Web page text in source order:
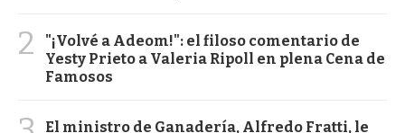
2
"¡Volvé a Adeom!": el filoso comentario de
Yesty Prieto a Valeria Ripoll en plena Cena de
Famosos
El ministro de Ganadería, Alfredo Fratti, le